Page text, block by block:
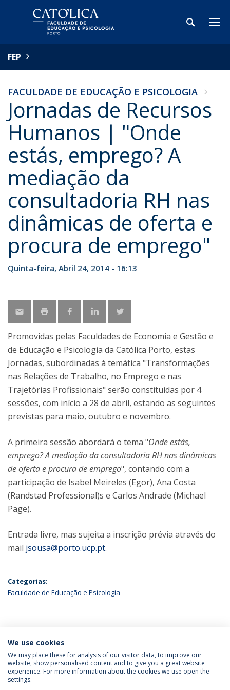
FEP
FACULDADE DE EDUCAÇÃO E PSICOLOGIA
Jornadas de Recursos
Humanos | "Onde
estás, emprego? A
mediação da
consultadoria RH nas
dinâmicas de oferta e
procura de emprego"
Quinta-feira, Abril 24, 2014 - 16:13
Promovidas pelas Faculdades de Economia e Gestão e
de Educação e Psicologia da Católica Porto, estas
Jornadas, subordinadas à temática "Transformações
nas Relações de Trabalho, no Emprego e nas
Trajetórias Profissionais" serão constituídas por 4
sessões, com início a 28 de abril, estando as seguintes
previstas para maio, outubro e novembro.
A primeira sessão abordará o tema "Onde estás,
emprego? A mediação da consultadoria RH nas dinâmicas
de oferta e procura de emprego", contando com a
participação de Isabel Meireles (Egor), Ana Costa
(Randstad Professional)s e Carlos Andrade (Michael
Page).
Entrada livre, mas sujeita a inscrição prévia através do
mail jsousa@porto.ucp.pt.
Categorias:
Faculdade de Educação e Psicologia
ÚLTIMAS NOTÍCIAS
Política de Privacidade
Termos & Condições
We use cookies
We may place these for analysis of our visitor data, to improve our
website, show personalised content and to give you a great website
experience. For more information about the cookies we use open the
settings.